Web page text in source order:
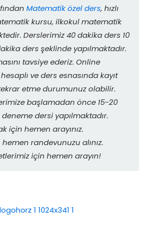
Matematik özel ders, hızlı
kursu, ilkokul matematik
Derslerimiz 40 dakika ders 10
ders şeklinde yapılmaktadır.
tavsiye ederiz. Online
ve ders esnasında kayıt
etme durumunuz olabilir.
başlamadan önce 15-20
dersi yapılmaktadır.
için hemen arayınız.
hemen randevunuzu alınız.
için hemen arayın!